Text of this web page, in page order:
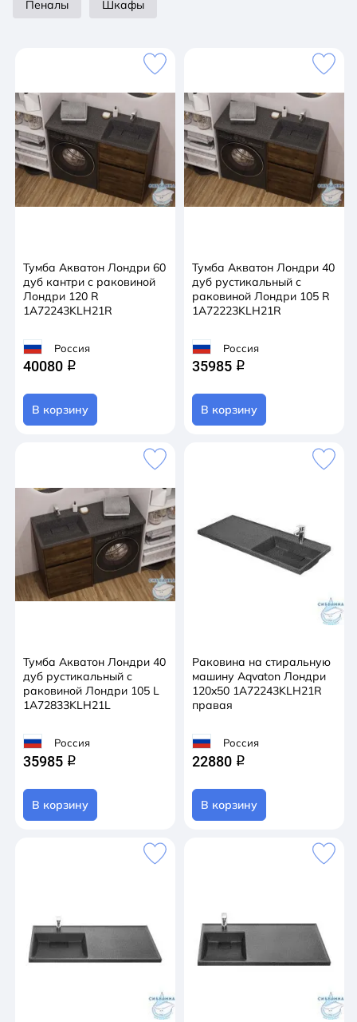
Пеналы Шкафы
Тумба Акватон Лондри 60
дуб кантри с раковиной
Лондри 120 R
1A72243KLH21R
Россия
40080 q
В корзину
Тумба Акватон Лондри 40
дуб рустикальный с
раковиной Лондри 105 R
1A72223KLH21R
Россия
35985 q
В корзину
Тумба Акватон Лондри 40
дуб рустикальный с
раковиной Лондри 105 L
1A72833KLH21L
Россия
35985 q
В корзину
Раковина на стиральную
машину Aqvaton Лондри
120x50 1A72243KLH21R
правая
Россия
22880 q
В корзину